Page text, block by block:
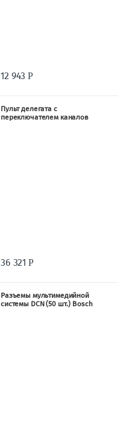
12 943Р
Пульт делегата с
переключателем каналов
36 321Р
Разъемы мультимедийной
системы DCN (50 шт.) Bosch